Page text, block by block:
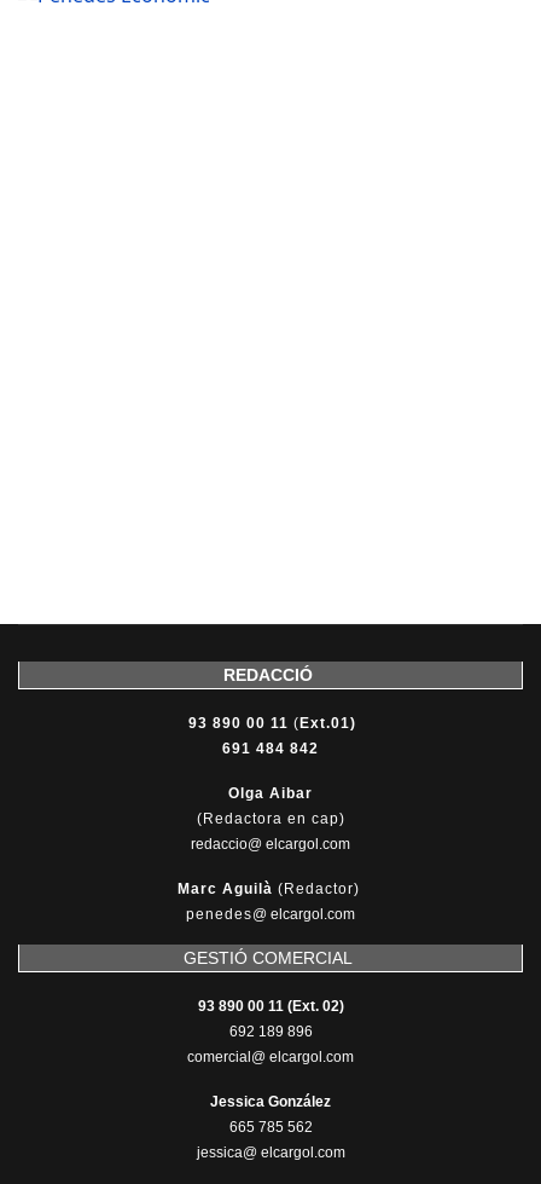
REDACCIÓ
93 890 00 11 ( Ext.01)
691 484 842
Olga Aibar
(Redactora en cap)
redaccio@ elcargol.com
Marc Aguilà (Redactor)
penedes@ elcargol.com
GESTIÓ COMERCIAL
93 890 00 11 (Ext. 02)
692 189 896
comercial@ elcargol.com
Jessica González
665 785 562
jessica@ elcargol.com